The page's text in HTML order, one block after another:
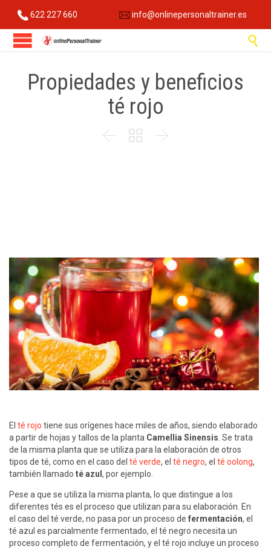
622 227 660 info@onlinepersonaltrainer.es

Propiedades y beneficios
té rojo
  
El té rojo tiene sus orígenes hace miles de años, siendo elaborado
a partir de hojas y tallos de la planta Camellia Sinensis . Se trata
de la misma planta que se utiliza para la elaboración de otros
tipos de té, como en el caso del té verde, el té negro, el té oolong,
también llamado té azul , por ejemplo.
Pese a que se utiliza la misma planta, lo que distingue a los
diferentes tés es el proceso que utilizan para su elaboración. En
el caso del té verde, no pasa por un proceso de fermentación, el
té azul es parcialmente fermentado, el té negro necesita un
proceso completo de fermentación, y el té rojo incluye un proceso